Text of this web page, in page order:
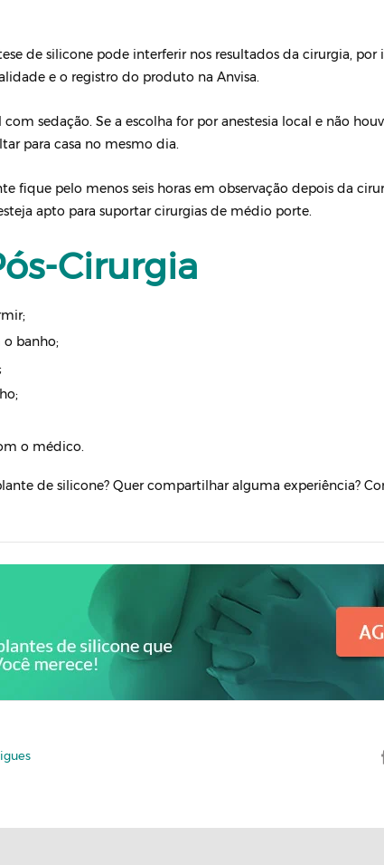
de silicone pode interferir nos resultados da cirurgia, por
e o registro do produto na Anvisa.
com sedação. Se a escolha for por anestesia local e não
para casa no mesmo dia.
fique pelo menos seis horas em observação depois da
apto para suportar cirurgias de médio porte.
Cirurgia
banho;
o médico.
de silicone? Quer compartilhar alguma experiência?